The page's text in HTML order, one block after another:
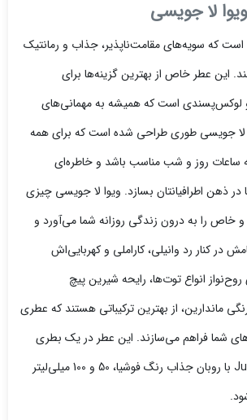
لا جویسی
که سویه‌های مقامت‌ناپذیر، جذاب و رمانتیک
این عطر خاص از بهترین گزینه‌ها برای
است که همیشه به مهمانی‌های
لا جویسی طوری طراحی شده است که برای همه
ساعات روز و شب مناسب باشد و خاطره‌ای
ذهن اطرافیانتان بسازد. ویوا لا جویسی چیزی
را به درون زندگی روزانه شما می‌آورد و
کنار رد وانیلی، کاراملی و کهربایی‌اش
انواع توت‌ها، رایحه شیرین پیچ
ماندارین، از بهترین ترکیباتی هستند که عطری
شما فراهم می‌سازند. این عطر در یک بطری
معمولی Juicy Couture با روبان جذاب رنگ فوشیا، 50 و 100 میلی‌لیتر